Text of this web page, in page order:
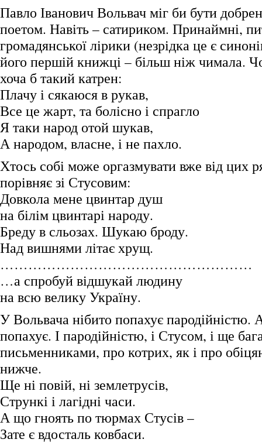
Павло Іванович Вольвач міг би бути
поетом. Навіть – сатириком. Принаймні,
громадянської лірики (незрідка це є
його першій книжці – більш ніж чимала.
хоча б такий катрен:
Плачу і сякаюся в рукав,
Все це жарт, та болісно і спрагло
Я таки народ отой шукав,
А народом, власне, і не пахло.
Хтось собі може оргазмувати вже від цих
порівняє зі Стусовим:
Довкола мене цвинтар душ
на білім цвинтарі народу.
Бреду в сльозах. Шукаю броду.
Над вишнями літає хрущ.
………………………………………………
…а спробуй відшукай людину
на всю велику Україну.
У Вольвача нібито попахує пародійністю.
попахує. І пародійністю, і Стусом, і ще
письменниками, про котрих, як і про
нижче.
Ще ні повій, ні землетрусів,
Стрункі і лагідні часи.
А що гноять по тюрмах Стусів –
Зате є вдосталь ковбаси.